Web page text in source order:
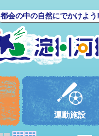
都会の中の自然にでかけよ
運動施設